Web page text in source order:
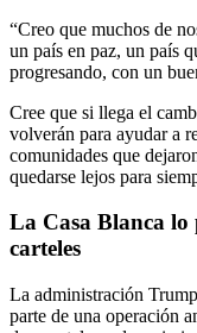
“Creo que muchos de
un país en paz, un país
progresando, con un
Cree que si llega el
volverán para ayudar a
comunidades que
quedarse lejos para
La Casa Blanca lo
carteles
La administración
parte de una operación